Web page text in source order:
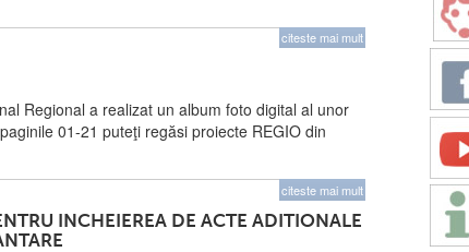
citeste mai mult
Regional a realizat un album foto digital al unor
01-21 puteţi regăsi proiecte REGIO din
citeste mai mult
INCHEIEREA DE ACTE ADITIONALE